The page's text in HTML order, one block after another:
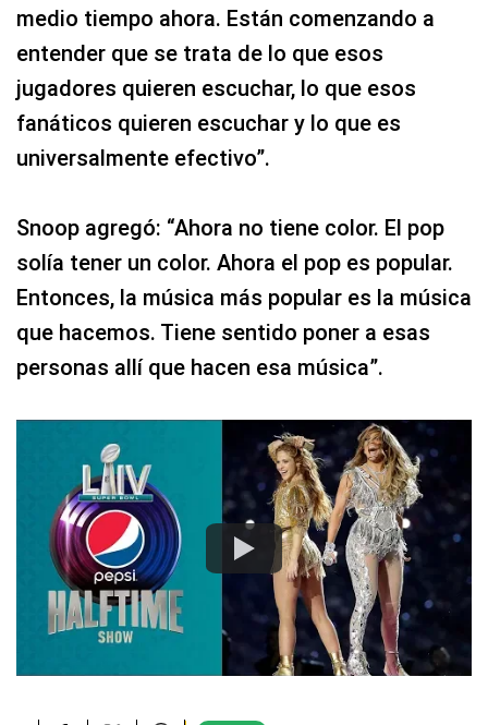
medio tiempo ahora. Están comenzando a
entender que se trata de lo que esos
jugadores quieren escuchar, lo que esos
fanáticos quieren escuchar y lo que es
universalmente efectivo”.
Snoop agregó: “Ahora no tiene color. El pop
solía tener un color. Ahora el pop es popular.
Entonces, la música más popular es la música
que hacemos. Tiene sentido poner a esas
personas allí que hacen esa música”.